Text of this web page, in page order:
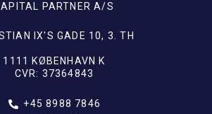
PARTNER A/S
IX'S GADE 10, 3. TH
1111 KØBENHAVN K
CVR: 37364843
+45 8988 7846